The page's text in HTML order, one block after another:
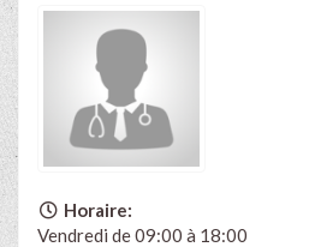
Horaire:
Vendredi de 09:00 à 18:00